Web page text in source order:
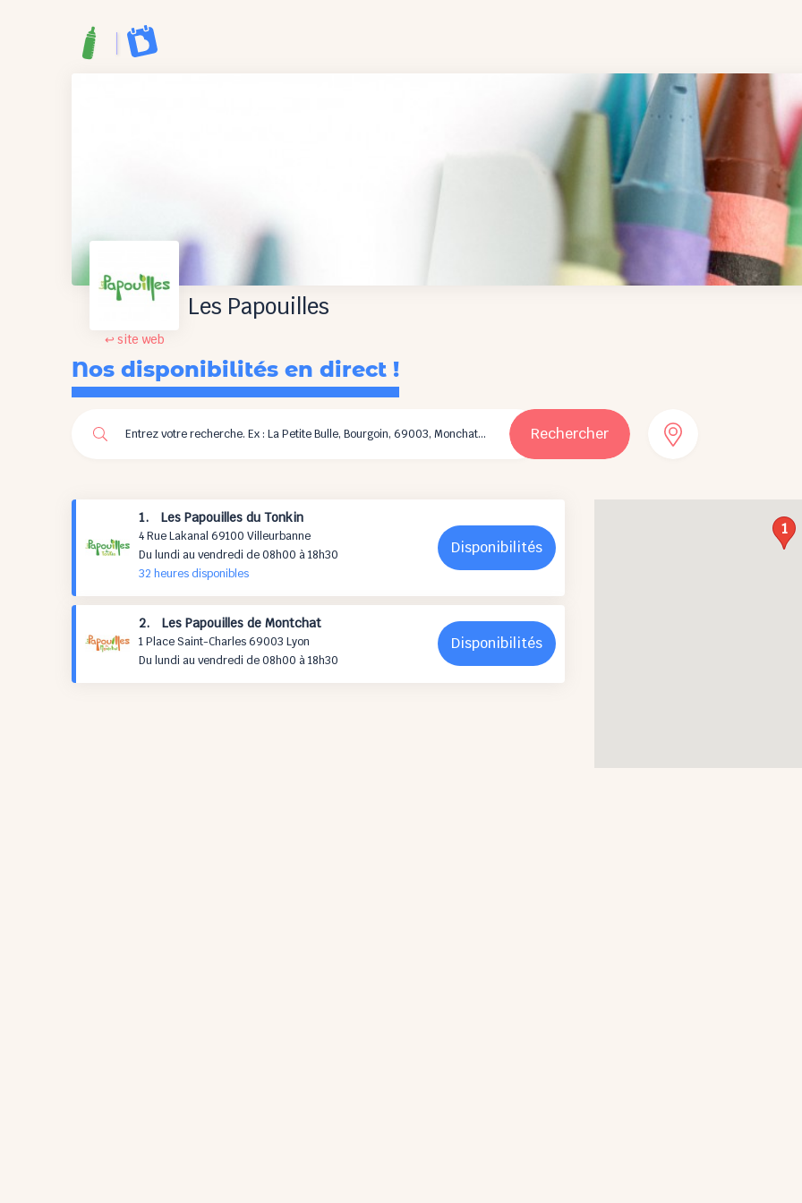
↩ site web
Les Papouilles
Nos disponibilités en direct !
Rechercher
1. Les Papouilles du Tonkin
4 Rue Lakanal 69100 Villeurbanne
Du lundi au vendredi de 08h00 à 18h30
32 heuresdisponibles
Disponibilités
2. Les Papouilles de Montchat
1 Place Saint-Charles 69003 Lyon
Du lundi au vendredi de 08h00 à 18h30
Disponibilités
1